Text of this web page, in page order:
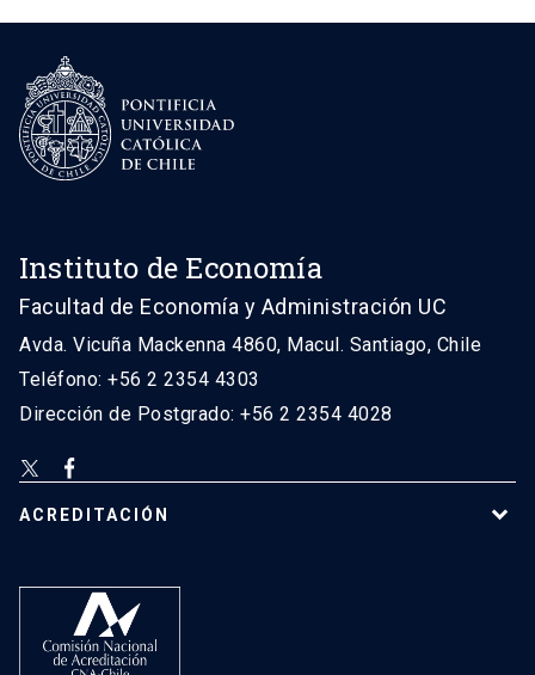
Instituto de Economía
Facultad de Economía y Administración UC
Avda. Vicuña Mackenna 4860, Macul. Santiago, Chile
Teléfono: +56 2 2354 4303
Dirección de Postgrado: +56 2 2354 4028
ACREDITACIÓN